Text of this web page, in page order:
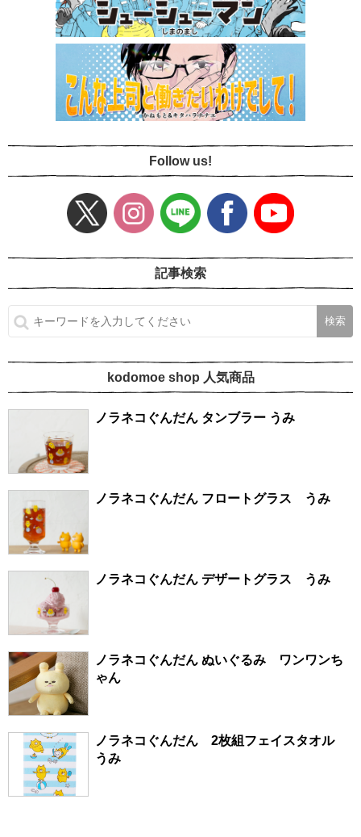
Follow us!
記事検索
kodomoe shop 人気商品
ノラネコぐんだん タンブラー うみ
ノラネコぐんだん フロートグラス うみ
ノラネコぐんだん デザートグラス うみ
ノラネコぐんだん ぬいぐるみ ワンワンち
ゃん
ノラネコぐんだん 2枚組フェイスタオル
うみ